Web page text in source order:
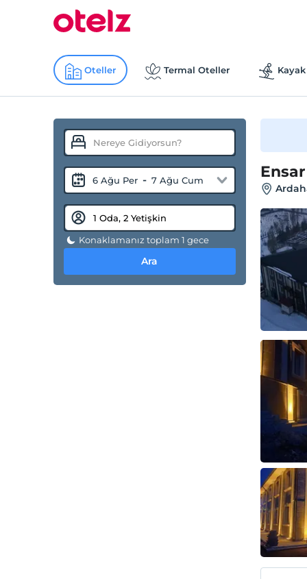
Oteller Termal Oteller
6 Ağu Per - 7 Ağu Cum
Konaklamanız toplam 1 gece
Ara